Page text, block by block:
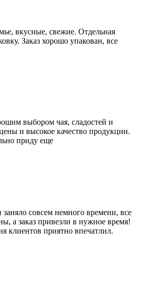
вкусные, свежие. Отдельная
Заказ хорошо упакован, все
выбором чая, сладостей и
и высокое качество продукции.
приду еще
совсем немного времени, все
а заказ привезли в нужное время!
клиентов приятно впечатлил.